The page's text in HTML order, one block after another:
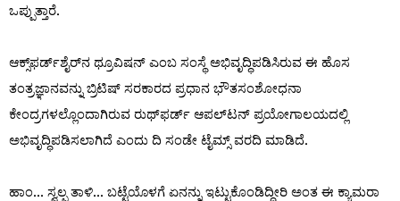
ಒಪ್ಪುತ್ತಾರೆ.
ಆಕ್ಸ್‌ಫರ್ಡ್‌ಶೈರ್‌ನ ಥ್ರೂವಿಷನ್ ಎಂಬ ಸಂಸ್ಥೆ ಅಭಿವೃದ್ಧಿಪಡಿಸಿರುವ ಈ ಹೊಸ
ತಂತ್ರಜ್ಞಾನವನ್ನು ಬ್ರಿಟಿಷ್ ಸರಕಾರದ ಪ್ರಧಾನ ಭೌತಸಂಶೋಧನಾ
ಕೇಂದ್ರಗಳಲ್ಲೊಂದಾಗಿರುವ ರುಥ್‌ಫರ್ಡ್ ಆಪಲ್‌ಟನ್ ಪ್ರಯೋಗಾಲಯದಲ್ಲಿ
ಅಭಿವೃದ್ಧಿಪಡಿಸಲಾಗಿದೆ ಎಂದು ದಿ ಸಂಡೇ ಟೈಮ್ಸ್ ವರದಿ ಮಾಡಿದೆ.
ಹಾಂ... ಸ್ವಲ್ಪ ತಾಳಿ... ಬಟ್ಟೆಯೊಳಗೆ ಏನನ್ನು ಇಟ್ಟುಕೊಂಡಿದ್ದೀರಿ ಅಂತ ಈ ಕ್ಯಾಮರಾ